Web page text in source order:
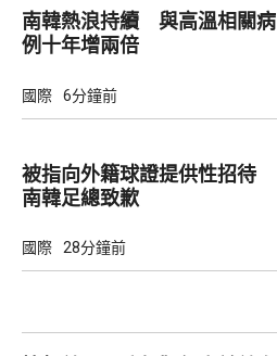
南韓熱浪持續 與高溫相關病
例十年增兩倍
國際 6分鐘前
被指向外籍球證提供性招待
南韓足總致歉
國際 28分鐘前